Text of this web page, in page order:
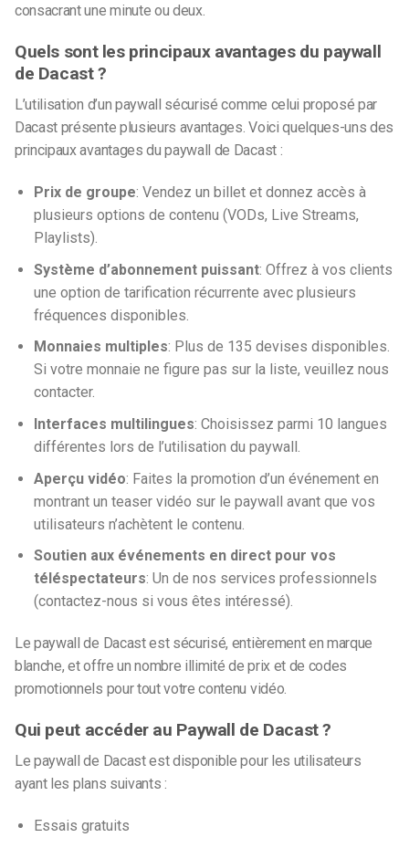
consacrant une minute ou deux.
Quels sont les principaux avantages du paywall
de Dacast ?
L’utilisation d’un paywall sécurisé comme celui proposé par
Dacast présente plusieurs avantages. Voici quelques-uns des
principaux avantages du paywall de Dacast :
Prix de groupe: Vendez un billet et donnez accès à
plusieurs options de contenu (VODs, Live Streams,
Playlists).
Système d’abonnement puissant: Offrez à vos clients
une option de tarification récurrente avec plusieurs
fréquences disponibles.
Monnaies multiples: Plus de 135 devises disponibles.
Si votre monnaie ne figure pas sur la liste, veuillez nous
contacter.
Interfaces multilingues: Choisissez parmi 10 langues
différentes lors de l’utilisation du paywall.
Aperçu vidéo: Faites la promotion d’un événement en
montrant un teaser vidéo sur le paywall avant que vos
utilisateurs n’achètent le contenu.
Soutien aux événements en direct pour vos
téléspectateurs: Un de nos services professionnels
(contactez-nous si vous êtes intéressé).
Le paywall de Dacast est sécurisé, entièrement en marque
blanche, et offre un nombre illimité de prix et de codes
promotionnels pour tout votre contenu vidéo.
Qui peut accéder au Paywall de Dacast ?
Le paywall de Dacast est disponible pour les utilisateurs
ayant les plans suivants :
Essais gratuits